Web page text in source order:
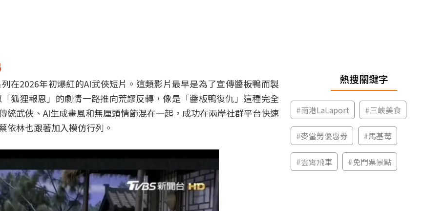
在2026年初爆紅的AI武俠短片。這類影片最早是為了宣傳醬板鴨而製
狐狸報恩」的劇情一路推向荒謬反轉，像是「醬板鴨復仇」這種完全
武俠、AI生成畫風和無厘頭情節混在一起，成功在兩岸社群平台快速
依林也跟著加入模仿行列。
熱搜關鍵字
#南港LaLaport #三峽美食
#麥當勞優惠券 #馬基莓
#雲霄飛車 #免門票景點